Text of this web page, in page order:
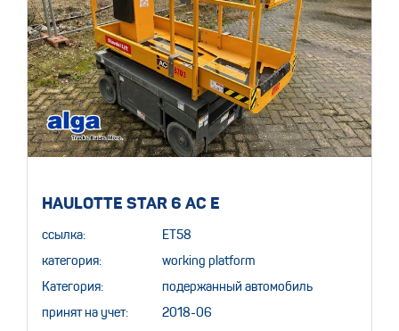
HAULOTTE STAR 6 AC E
ссылка: ET58
категория: working platform
Категория: подержанный автомобиль
принят на учет: 2018-06